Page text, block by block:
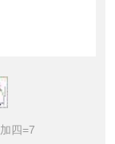
四=7